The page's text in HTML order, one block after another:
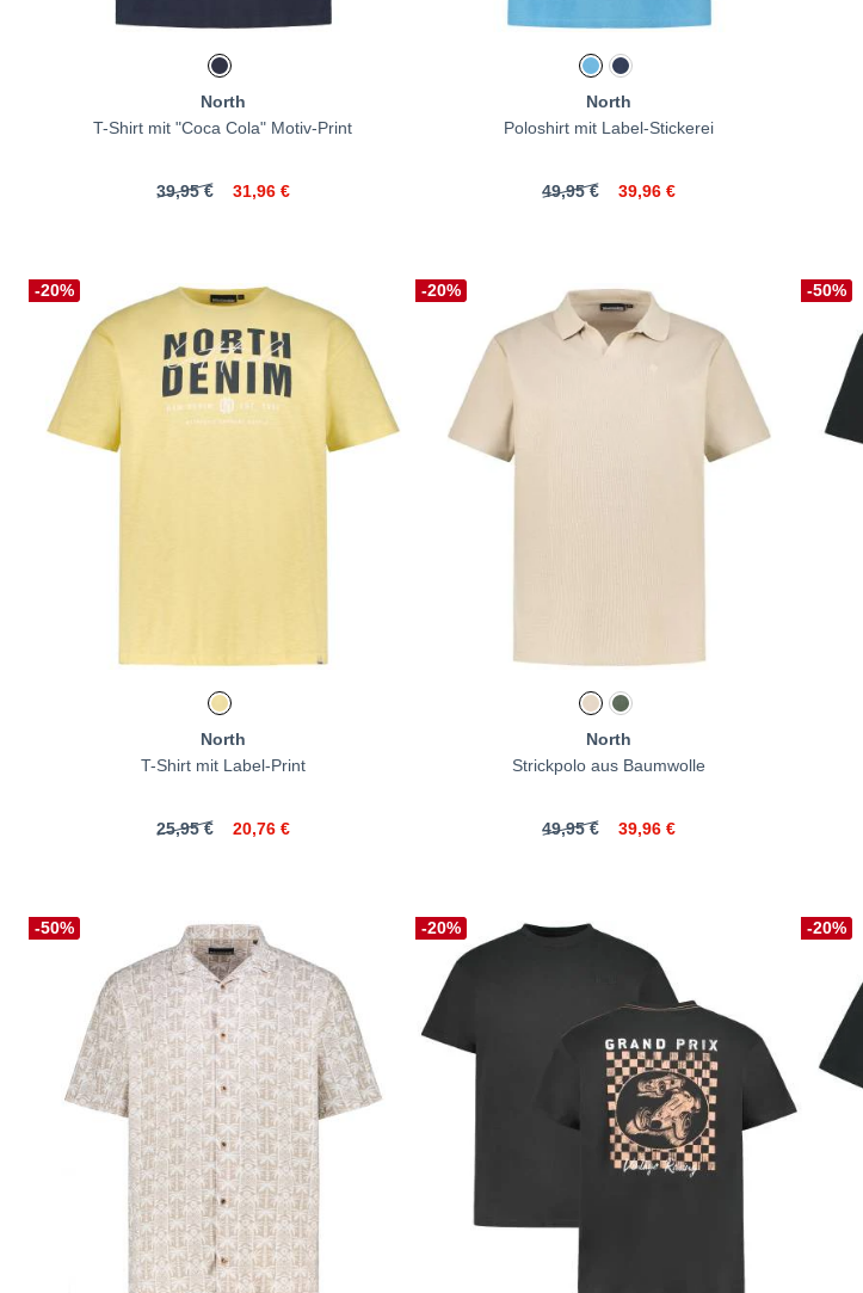
North
T-Shirt mit "Coca Cola" Motiv-Print
39,95 € 31,96 €
North
Poloshirt mit Label-Stickerei
49,95 € 39,96 €
-20%
North
T-Shirt mit Label-Print
25,95 € 20,76 €
-20%
North
Strickpolo aus Baumwolle
49,95 € 39,96 €
-50%
-50% -20% -20%